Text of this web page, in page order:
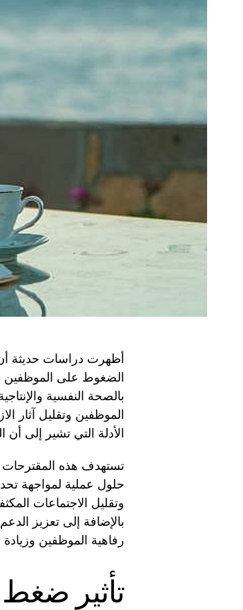
أظهرت دراسات حديثة
الضغوط على الموظفين في
بالصحة النفسية
الموظفين وتقليل آثار
الأدلة التي تشير إلى
تستهدف هذه المقترحات
حلول عملية لمواجهة
وتقليل الاجتماعات
بالإضافة إلى تعزيز
رفاهية الموظفين
تأثير ضغط